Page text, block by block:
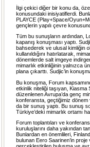
İlgi çekici diğer bir konu da,
konusundaki inisiyatiflerdi.
PLAYCE (Play+Space/
gençlerin yapılı çevre
Tüm bu sunuşların ardından,
kapanış konuşması yaptı.
bahsederek ve ulusal kimliğin
kullanıldığını hatırlatarak,
dönemlerde salt imgeye
mimarlık etkinliğinin yalnızca
plana çıkarttı. Sudjic’in
Bu konuşma, Forum
etkinlik niteliği taşıyan, Kiasma
düzenlenen Avrupa’da genç
konferansta, geçtiğimiz dönem
da bir sunuş yaptı. Bu sunuş
Türkiye’deki mimarlık ortamı
Forum toplantıları ve
kuruluşlarını daha yakından
Bunlardan en önemlileri,
bulunan Eero Saarinen’in